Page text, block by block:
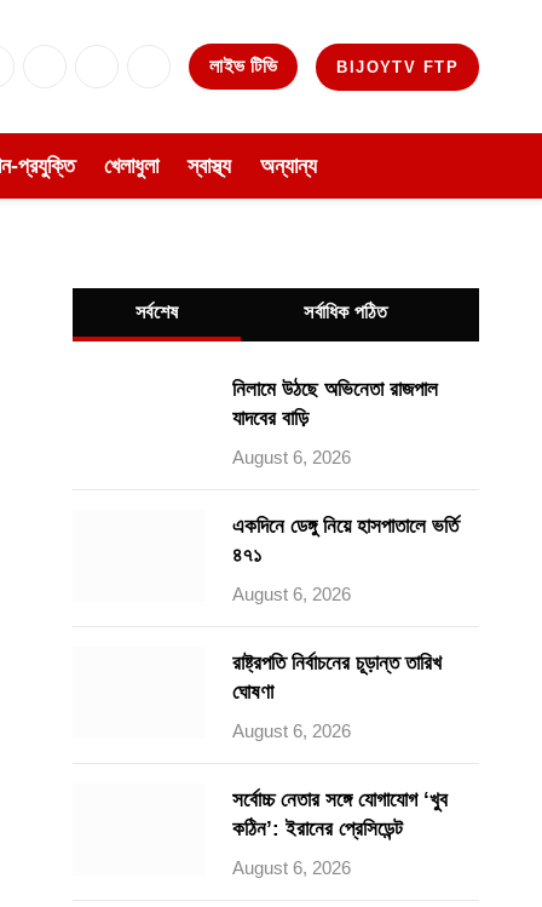
YouTube
লাইভ টিভি BIJOYTV FTP
প্রযুক্তি খেলাধুলা স্বাস্থ্য অন্যান্য
সর্বশেষ সর্বাধিক পঠিত
নিলামে উঠছে অভিনেতা রাজপাল
যাদবের বাড়ি
August 6, 2026
একদিনে ডেঙ্গু নিয়ে হাসপাতালে ভর্তি
৪৭১
August 6, 2026
রাষ্ট্রপতি নির্বাচনের চূড়ান্ত তারিখ
ঘোষণা
August 6, 2026
সর্বোচ্চ নেতার সঙ্গে যোগাযোগ ‘খুব
কঠিন’: ইরানের প্রেসিডেন্ট
August 6, 2026